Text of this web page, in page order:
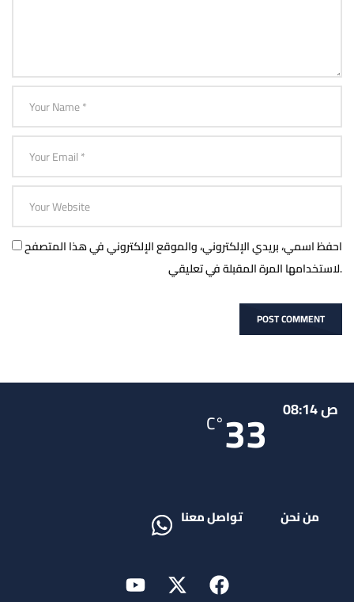
احفظ اسمي، بريدي الإلكتروني، والموقع الإلكتروني في هذا المتصفح
لاستخدامها المرة المقبلة في تعليقي.
ص 08:14 33
°C
من نحن تواصل معنا